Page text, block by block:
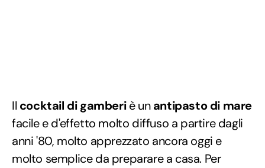
Il cocktail di gamberiè unantipasto di mare
facile e d'effetto molto diffuso a partire dagli
anni '80, molto apprezzato ancora oggi e
molto semplice da preparare a casa. Per